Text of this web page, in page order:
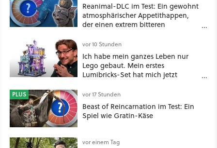
Reanimal-DLC im Test: Ein gewohnt
atmosphärischer Appetithappen,
der einen extrem bitteren
vor 10 Stunden
Ich habe mein ganzes Leben nur
Lego gebaut. Mein erstes
Lumibricks-Set hat mich jetzt
Stack im Test
PLUS vor 17 Stunden
Beast of Reincarnation im Test: Ein
Spiel wie Gratin-Käse
vor einem Tag